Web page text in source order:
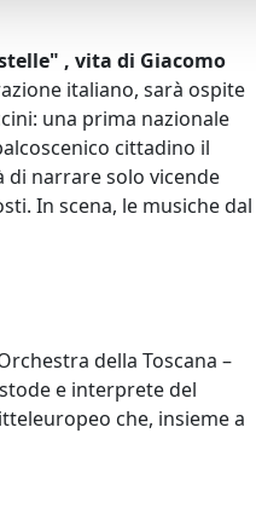
, vita di Giacomo
italiano, sarà ospite
una prima nazionale
cittadino il
di narrare solo vicende
In scena, le musiche dal
della Toscana –
e interprete del
che, insieme a